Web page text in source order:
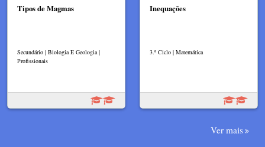
Tipos de Magmas
Secundário | Biologia E Geologia |
Profissionais
Inequações
3.º Ciclo | Matemática
Ver mais